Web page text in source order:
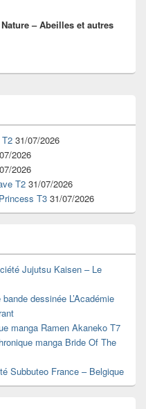
– Abeilles et autres
31/07/2026
2026
2026
T2 31/07/2026
T3 31/07/2026
Jujutsu Kaisen – Le
dessinée L’Académie
manga Ramen Akaneko T7
manga Bride Of The
Subbuteo France – Belgique